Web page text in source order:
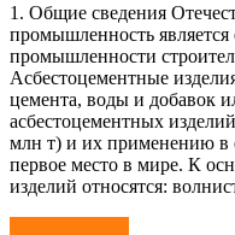
1. Общие сведения
промышленность
промышленности
Асбестоцементные
цемента, воды и добавок
асбестоцементных
млн т) и их применению в
первое место в мире. К
изделий относятся: